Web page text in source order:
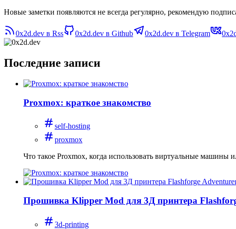
Новые заметки появляются не всегда регулярно, рекомендую
0x2d.dev в Rss 0x2d.dev в Github 0x2d.dev в Telegram
Последние записи
Proxmox: краткое знакомство
self-hosting
proxmox
Что такое Proxmox, когда использовать виртуальные
Прошивка Klipper Mod для 3Д принтера
3d-printing